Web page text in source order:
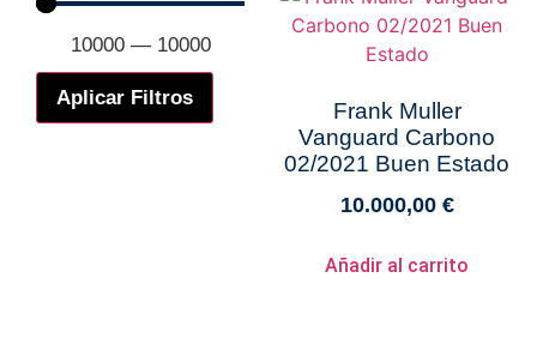
10000— 10000
Aplicar Filtros
Frank Muller
Vanguard Carbono
02/2021 Buen Estado
10.000,00 €
Añadir al carrito